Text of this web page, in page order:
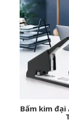
Bấm kim đại